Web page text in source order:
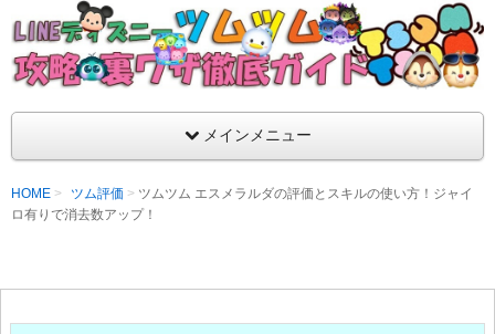
LINEディズニー ツムツム攻略・裏ワザ徹底
支持率No1！痒いところに手が届くツムツム攻略サイト！新ツ
ラ評価も丁寧に解説！ツムツムを120％楽しめるサイトを目指し
メインメニュー
HOME ツム評価
ツムツム エスメラルダの評価とスキルの使い方！ジャイ
ロ有りで消去数アップ！